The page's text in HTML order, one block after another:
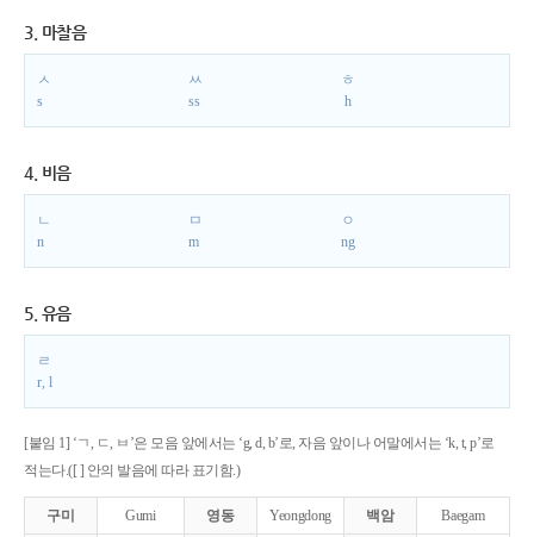
3. 마찰음
ㅅ
s
ㅆ
ss
ㅎ
h
4. 비음
ㄴ
n
ㅁ
m
ㅇ
ng
5. 유음
ㄹ
r, l
[붙임 1] ‘ㄱ, ㄷ, ㅂ’은 모음 앞에서는 ‘g, d, b’로, 자음 앞이나 어말에서는 ‘k, t, p’로
적는다.([ ] 안의 발음에 따라 표기함.)
구미 Gumi 영동 Yeongdong 백암 Baegam